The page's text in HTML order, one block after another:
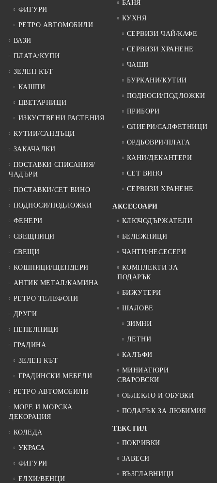
ФИГУРИ
РЕТРО АВТОМОБИЛИ
ВАЗИ
ПЛАТА/КУПИ
ЗЕЛЕН КЪТ
КАШПИ
ЦВЕТАРНИЦИ
ИЗКУСТВЕНИ РАСТЕНИЯ
КУТИИ/САНДЪЦИ
ЗАКАЧАЛКИ
ПОСТАВКИ СПИСАНИЯ/
ЧАДЪРИ
ПОСТАВКИ/СЕТ ВИНО
ПОДНОСИ/ПОДЛОЖКИ
ФЕНЕРИ
СВЕЩНИЦИ
СВЕЩИ
КОШНИЦИ/ЩЕНДЕРИ
АНТИК МЕТАЛ/КАМИНА
РЕТРО ТЕЛЕФОНИ
ДРУГИ
ПЕПЕЛНИЦИ
ГРАДИНА
ЗЕЛЕН КЪТ
ГРАДИНСКИ МЕБЕЛИ
РЕТРО АВТОМОБИЛИ
МОРЕ И МОРСКА
ДЕКОРАЦИЯ
КОЛЕДА
УКРАСА
ФИГУРИ
ЕЛХИ/ВЕНЦИ
БАНЯ
КУХНЯ
СЕРВИЗИ ЧАЙ/КАФЕ
СЕРВИЗИ ХРАНЕНЕ
ЧАШИ
БУРКАНИ/КУТИИ
ПОДНОСИ/ПОДЛОЖКИ
ПРИБОРИ
ОЛИЕРИ/САЛФЕТНИЦИ
ОРДЬОВРИ/ПЛАТА
КАНИ/ДЕКАНТЕРИ
СЕТ ВИНО
СЕРВИЗИ ХРАНЕНЕ
АКСЕСОАРИ
КЛЮЧОДЪРЖАТЕЛИ
БЕЛЕЖНИЦИ
ЧАНТИ/НЕСЕСЕРИ
КОМПЛЕКТИ ЗА
ПОДАРЪК
БИЖУТЕРИ
ШАЛОВЕ
ЗИМНИ
ЛЕТНИ
КАЛЪФИ
МИНИАТЮРИ
СВАРОВСКИ
ОБЛЕКЛО И ОБУВКИ
ПОДАРЪК ЗА ЛЮБИМИЯ
ТЕКСТИЛ
ПОКРИВКИ
ЗАВЕСИ
ВЪЗГЛАВНИЦИ